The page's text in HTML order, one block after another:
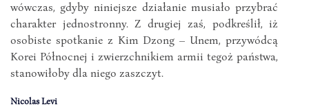
wówczas, gdyby niniejsze działanie musiało przybrać
charakter jednostronny. Z drugiej zaś, podkreślił, iż
osobiste spotkanie z Kim Dzong – Unem, przywódcą
Korei Północnej i zwierzchnikiem armii tegoż państwa,
stanowiłoby dla niego zaszczyt.
Nicolas Levi